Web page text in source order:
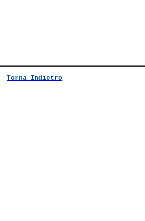
Torna Indietro